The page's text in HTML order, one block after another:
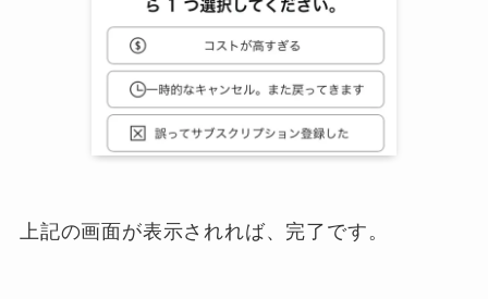
上記の画面が表示されれば、完了です。